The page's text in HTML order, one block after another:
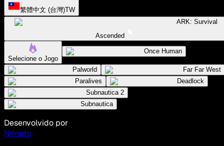
繁體中文 (台灣)TW
ARK: Survival
Ascended
Selecione o Jogo
Once Human
Palworld
Far Far West
Paralives
Deadlock
Subnautica 2
Subnautica
Desenvolvido por
Nitrado